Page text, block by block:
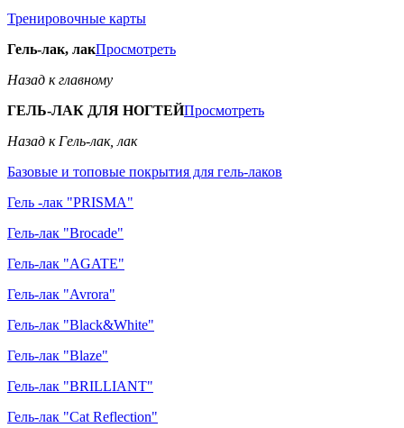
Тренировочные карты
Гель-лак, лакПросмотреть
Назад к главному
ГЕЛЬ-ЛАК ДЛЯ НОГТЕЙПросмотреть
Назад к Гель-лак, лак
Базовые и топовые покрытия для гель-лаков
Гель -лак "PRISMA"
Гель-лак "Brocade"
Гель-лак "AGATE"
Гель-лак "Avrora"
Гель-лак "Black&White"
Гель-лак "Blaze"
Гель-лак "BRILLIANT"
Гель-лак "Cat Reflection"